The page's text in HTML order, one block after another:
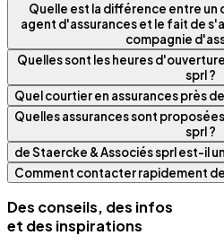
Quelle est la différence entre un
agent d'assurances et le fait de
compagnie
Quelles sont les heures
sprl ?
Quel courtier en assurances près
Quelles assurances sont
sprl ?
de Staercke & Associés sprl est-il
Comment contacter rapidement
Des conseils, des infos
et des inspirations